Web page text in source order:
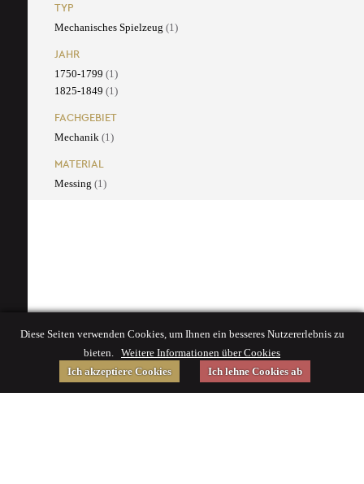
TYP
Mechanisches Spielzeug (1)
JAHR
1750-1799 (1)
1825-1849 (1)
FACHGEBIET
Mechanik (1)
MATERIAL
Messing (1)
Diese Seiten verwenden Cookies, um Ihnen ein besseres Nutzererlebnis zu
bieten. Weitere Informationen über Cookies
Ich akzeptiere Cookies
Ich lehne Cookies ab